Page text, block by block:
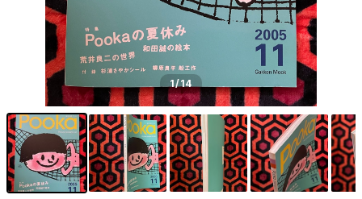
1/14